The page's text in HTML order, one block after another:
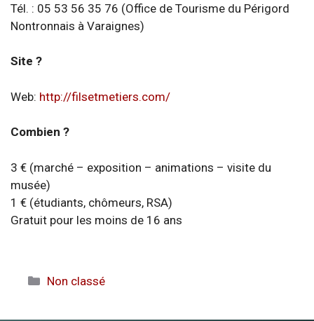
Tél. : 05 53 56 35 76 (Office de Tourisme du Périgord
Nontronnais à Varaignes)
Site ?
Web: http://filsetmetiers.com/
Combien ?
3 € (marché – exposition – animations – visite du
musée)
1 € (étudiants, chômeurs, RSA)
Gratuit pour les moins de 16 ans
Catégories
Non classé